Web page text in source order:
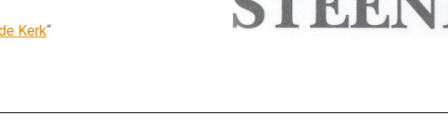
Kerk“